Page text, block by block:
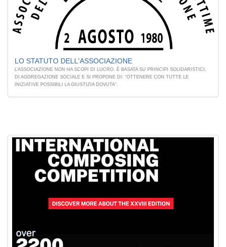
LO STATUTO DELL'ASSOCIAZIONE
L’ASSOCIAZIONE NON HA SCOPI DI LUCRO, È BASATA SU PRINCIPI SOLIDARISTICI,
DI AGGREGAZIONE SOCIALE E SI PROPONE DI: “OTTENERE CON TUTTE LE
INIZIATIVE POSSIBILI LA GIUSTIZIA DOVUTA”.